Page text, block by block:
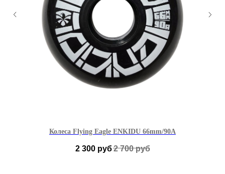
Колеса Flying Eagle ENKIDU 66mm/90A
2 300 руб2 700 руб